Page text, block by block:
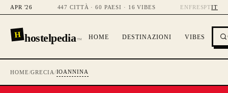
APR '26 447 CITTÀ · 60 PAESI · 16 VIBES EN FR ESPTIT
H hostelpedia™ HOME DESTINAZIONI VIBES
HOME/GRECIA/IOANNINA